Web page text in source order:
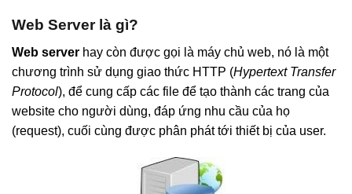
Web Server là gì?
Web server hay còn được gọi là máy chủ web, nó là một
chương trình sử dụng giao thức HTTP (Hypertext Transfer
Protocol), để cung cấp các file để tạo thành các trang của
website cho người dùng, đáp ứng nhu cầu của họ
(request), cuối cùng được phân phát tới thiết bị của user.